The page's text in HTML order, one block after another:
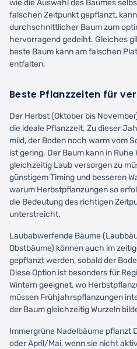
wie die Auswahl des Baumes
falschen Zeitpunkt gepflanzt,
durchschnittlicher Baum zum
hervorragend gedeiht. Gleiches
beste Baum kann am falschen
entfalten.
Beste Pflanzzeiten für
Der Herbst (Oktober bis
die ideale Pflanzzeit. Zu dieser
mild, der Boden noch warm vom
ist gering. Der Baum kann in Ruhe
gleichzeitig Laub versorgen zu
günstigem Timing und besseren
warum Herbstpflanzungen so
die Bedeutung des richtigen
unterstreicht.
Laubabwerfende Bäume
Obstbäume) können auch im
gepflanzt werden, sobald der
Diese Option ist besonders für
Wintern geeignet, wo
müssen Frühjahrspflanzungen
der Baum gleichzeitig Wurzeln
Immergrüne Nadelbäume pflanzt
oder April/Mai, wenn sie nicht